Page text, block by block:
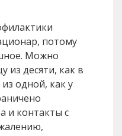
потому
Можно
из десяти, как в
одной, как у
и контакты с